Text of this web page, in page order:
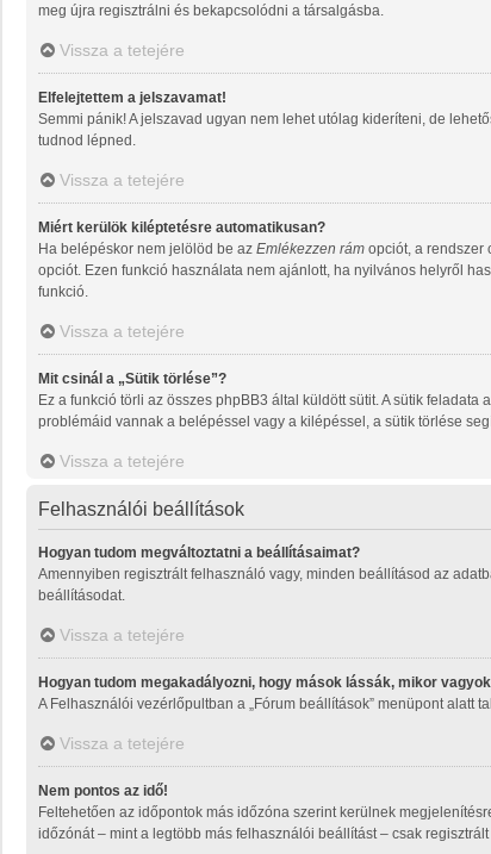
meg újra regisztrálni és bekapcsolódni a társalgásba.
Vissza a tetejére
Elfelejtettem a jelszavamat!
Semmi pánik! A jelszavad ugyan nem lehet utólag kideríteni, de
tudnod lépned.
Vissza a tetejére
Miért kerülök kiléptetésre automatikusan?
Ha belépéskor nem jelölöd be az Emlékezzen rám opciót, a rendszer
opciót. Ezen funkció használata nem ajánlott, ha nyilvános helyről
funkció.
Vissza a tetejére
Mit csinál a „Sütik törlése”?
Ez a funkció törli az összes phpBB3 által küldött sütit. A sütik
problémáid vannak a belépéssel vagy a kilépéssel, a sütik törlése
Vissza a tetejére
Felhasználói beállítások
Hogyan tudom megváltoztatni a beállításaimat?
Amennyiben regisztrált felhasználó vagy, minden beállításod az
beállításodat.
Vissza a tetejére
Hogyan tudom megakadályozni, hogy mások lássák, mikor
A Felhasználói vezérlőpultban a „Fórum beállítások” menüpont alatt
Vissza a tetejére
Nem pontos az idő!
Feltehetően az időpontok más időzóna szerint kerülnek
időzónát – mint a legtöbb más felhasználói beállítást – csak